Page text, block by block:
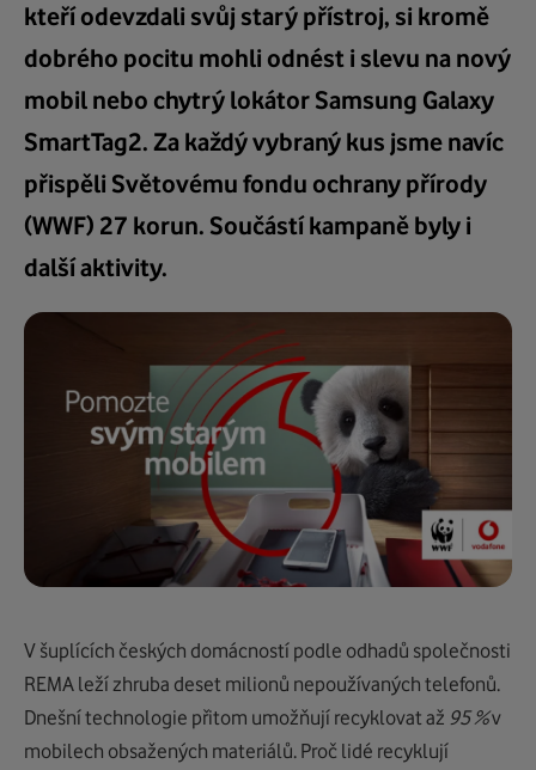
kteří odevzdali svůj starý přístroj, si kromě
dobrého pocitu mohli odnést i slevu na nový
mobil nebo chytrý lokátor Samsung Galaxy
SmartTag2. Za každý vybraný kus jsme navíc
přispěli Světovému fondu ochrany přírody
(WWF) 27 korun. Součástí kampaně byly i
další aktivity.
V šuplících českých domácností podle odhadů společnosti
REMA leží zhruba deset milionů nepoužívaných telefonů.
Dnešní technologie přitom umožňují recyklovat až 95 %v
mobilech obsažených materiálů. Proč lidé recyklují